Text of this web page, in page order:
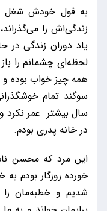
به قول خودش شغل
زندگی‌اش را
یاد دوران زندگی
لحظه‌ای چشمانم را
همه چیز خواب بوده
سال بیشتر عمر نکرد و
در خانه پدری بودم.
این مرد که محسن
خورده روزگار بودم
شدیم و خطبه‌‌مان